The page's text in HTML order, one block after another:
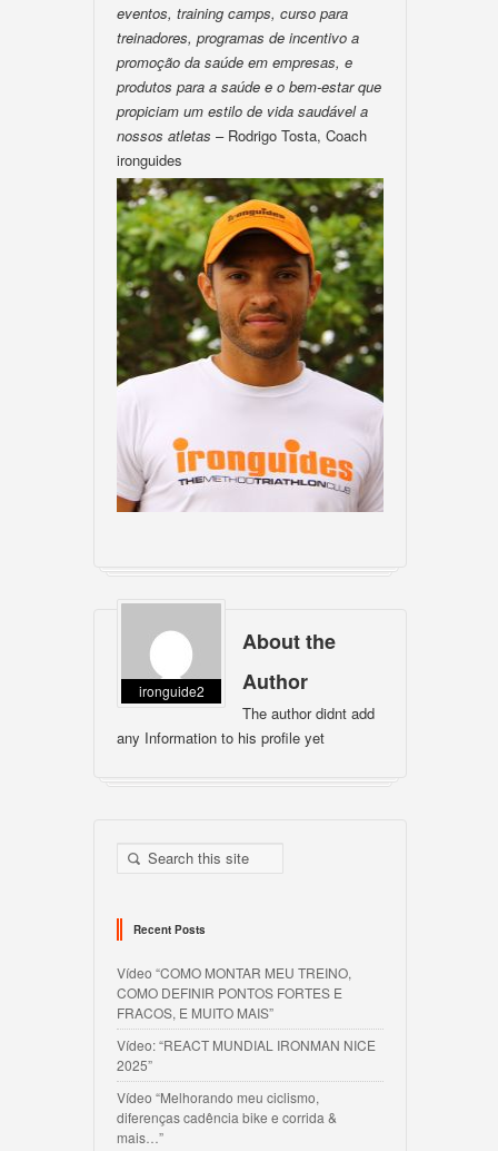
eventos, training camps, curso para
treinadores, programas de incentivo a
promoção da saúde em empresas, e
produtos para a saúde e o bem-estar que
propiciam um estilo de vida saudável a
nossos atletas – Rodrigo Tosta, Coach
ironguides
ironguide2
About the
Author
The author didnt add
any Information to his profile yet
Recent Posts
Vídeo “COMO MONTAR MEU TREINO,
COMO DEFINIR PONTOS FORTES E
FRACOS, E MUITO MAIS”
Vídeo: “REACT MUNDIAL IRONMAN NICE
2025”
Vídeo “Melhorando meu ciclismo,
diferenças cadência bike e corrida &
mais…”